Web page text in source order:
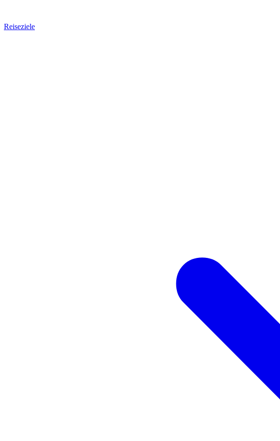
Reiseziele